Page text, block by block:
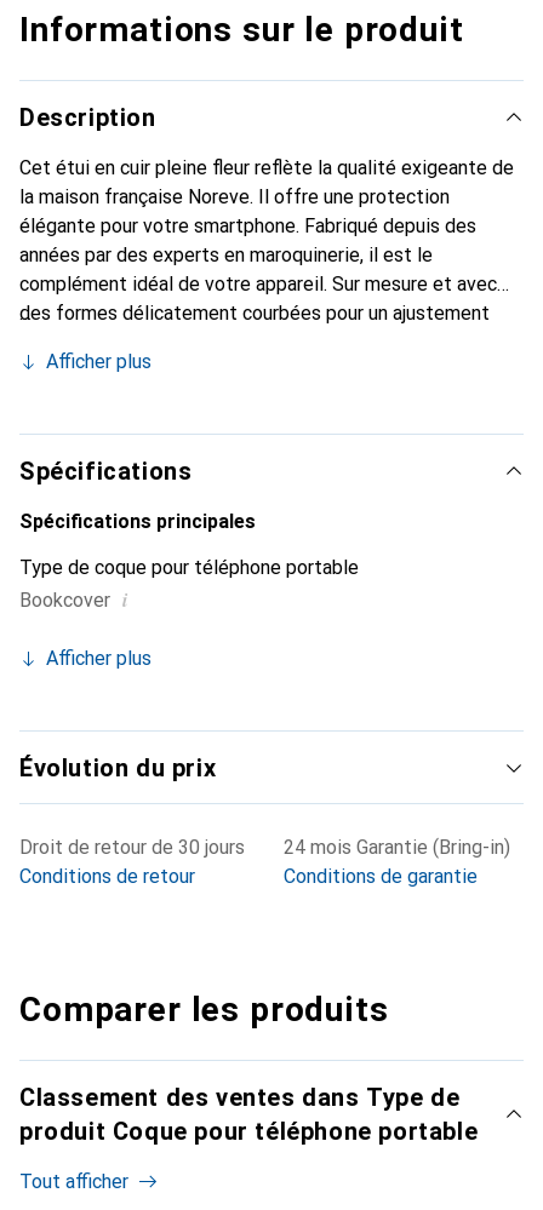
Informations sur le produit
Description
Cet étui en cuir pleine fleur reflète la qualité exigeante de
la maison française Noreve. Il offre une protection
élégante pour votre smartphone. Fabriqué depuis des
années par des experts en maroquinerie, il est le
complément idéal de votre appareil. Sur mesure et avec
des formes délicatement courbées pour un ajustement
smartphone. La marque Noreve est reconnue
constitue toujours un excellent choix pour le client
exigeant.
Afficher plus
Spécifications
Spécifications principales
Type de coque pour téléphone portable
Bookcover i
Afficher plus
Évolution du prix
Droit de retour de 30 jours
Conditions de retour
24 mois Garantie (Bring-in)
Conditions de garantie
Comparer les produits
Classement des ventes dans Type de
produit Coque pour téléphone portable
Tout afficher